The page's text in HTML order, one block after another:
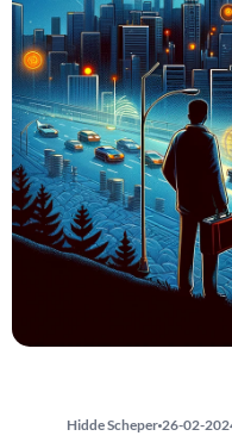
Hidde Scheper 26-02-